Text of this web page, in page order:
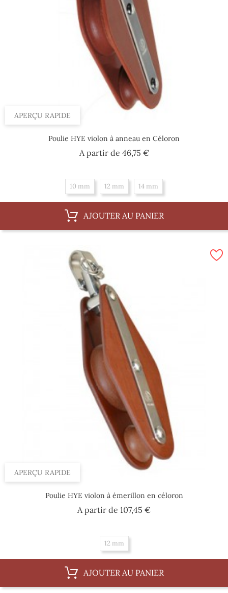
APERÇU RAPIDE
Poulie HYE violon à anneau en Céloron
A partir de 46,75 €Prix
10 mm 12 mm 14 mm
AJOUTER AU PANIER
APERÇU RAPIDE
Poulie HYE violon à émerillon en céloron
A partir de 107,45 €Prix
12 mm
AJOUTER AU PANIER